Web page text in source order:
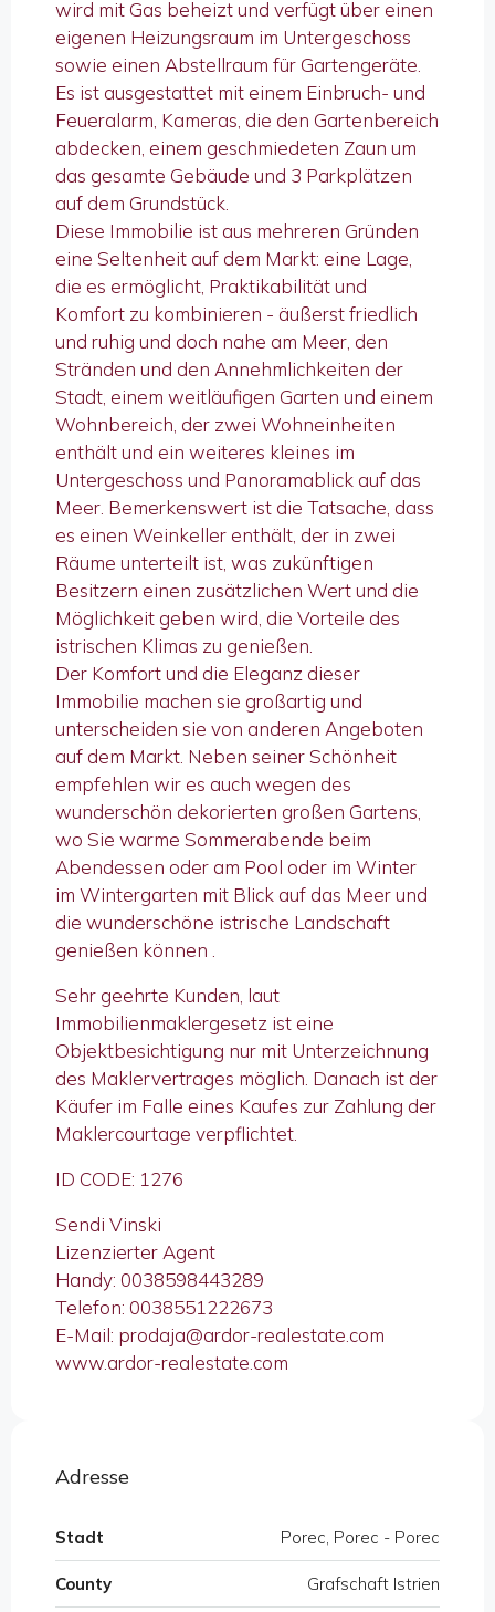
wird mit Gas beheizt und verfügt über einen
eigenen Heizungsraum im Untergeschoss
sowie einen Abstellraum für Gartengeräte.
Es ist ausgestattet mit einem Einbruch- und
Feueralarm, Kameras, die den Gartenbereich
abdecken, einem geschmiedeten Zaun um
das gesamte Gebäude und 3 Parkplätzen
auf dem Grundstück.
Diese Immobilie ist aus mehreren Gründen
eine Seltenheit auf dem Markt: eine Lage,
die es ermöglicht, Praktikabilität und
Komfort zu kombinieren - äußerst friedlich
und ruhig und doch nahe am Meer, den
Stränden und den Annehmlichkeiten der
Stadt, einem weitläufigen Garten und einem
Wohnbereich, der zwei Wohneinheiten
enthält und ein weiteres kleines im
Untergeschoss und Panoramablick auf das
Meer. Bemerkenswert ist die Tatsache, dass
es einen Weinkeller enthält, der in zwei
Räume unterteilt ist, was zukünftigen
Besitzern einen zusätzlichen Wert und die
Möglichkeit geben wird, die Vorteile des
istrischen Klimas zu genießen.
Der Komfort und die Eleganz dieser
Immobilie machen sie großartig und
unterscheiden sie von anderen Angeboten
auf dem Markt. Neben seiner Schönheit
empfehlen wir es auch wegen des
wunderschön dekorierten großen Gartens,
wo Sie warme Sommerabende beim
Abendessen oder am Pool oder im Winter
im Wintergarten mit Blick auf das Meer und
die wunderschöne istrische Landschaft
genießen können .
Sehr geehrte Kunden, laut
Immobilienmaklergesetz ist eine
Objektbesichtigung nur mit Unterzeichnung
des Maklervertrages möglich. Danach ist der
Käufer im Falle eines Kaufes zur Zahlung der
Maklercourtage verpflichtet.
ID CODE: 1276
Sendi Vinski
Lizenzierter Agent
Handy: 0038598443289
Telefon: 0038551222673
E-Mail: prodaja@ardor-realestate.com
www.ardor-realestate.com
Adresse
Stadt Porec, Porec - Porec
County Grafschaft Istrien